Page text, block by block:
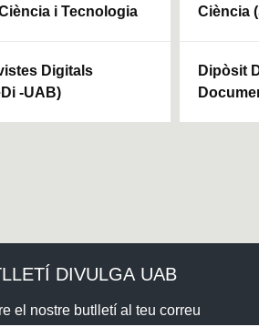
i Tecnologia
Digitals
-UAB)
Ciència
Dipòsit
DIVULGA UAB
el nostre butlletí al teu correu